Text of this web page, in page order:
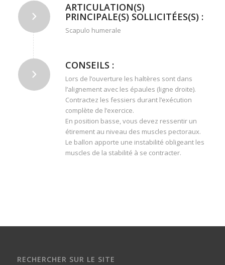
ARTICULATION(S)
PRINCIPALE(S) SOLLICITÉES(S) :
Scapulo humerale
CONSEILS :
Lors de l’ouverture les haltères sont dans
l’alignement avec les épaules (ligne droite).
Contractez les fessiers durant l’exécution
complète de l’exercice.
En position basse, vous devez ressentir un
étirement au niveau des muscles pectoraux.
Le ballon apporte une instabilité obligeant les
muscles de la stabilité à se contracter.
RECHERCHER SUR LE SITE